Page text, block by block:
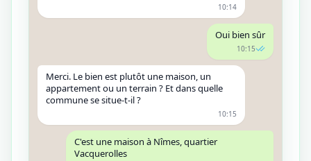
10:14
Oui bien sûr
10:15
Merci. Le bien est plutôt une maison, un
appartement ou un terrain ? Et dans quelle
commune se situe-t-il ?
10:15
C'est une maison à Nîmes, quartier
Vacquerolles